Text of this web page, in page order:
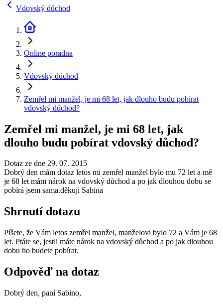
Vdovský důchod
Online poradna
Vdovský důchod
Zemřel mi manžel, je mi 68 let, jak dlouho budu pobírat
vdovský důchod?
Zemřel mi manžel, je mi 68 let, jak
dlouho budu pobírat vdovský důchod?
Dotaz ze dne 29. 07. 2015
Dobrý den mám dotaz letos mi zemřel manžel bylo mu 72 let a mě
je 68 let mám nárok na vdovský důchod a po jak dlouhou dobu se
pobírá jsem sama.děkuji Sabina
Shrnutí dotazu
Píšete, že Vám letos zemřel manžel, manželovi bylo 72 a Vám je 68
let. Ptáte se, jestli máte nárok na vdovský důchod a po jak dlouhou
dobu ho budete pobírat.
Odpověď na dotaz
Dobrý den, paní Sabino,